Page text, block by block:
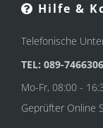
Hilfe &
Telefonische
TEL: 089-
Mo-Fr, 08:00 -
Geprüfter Online